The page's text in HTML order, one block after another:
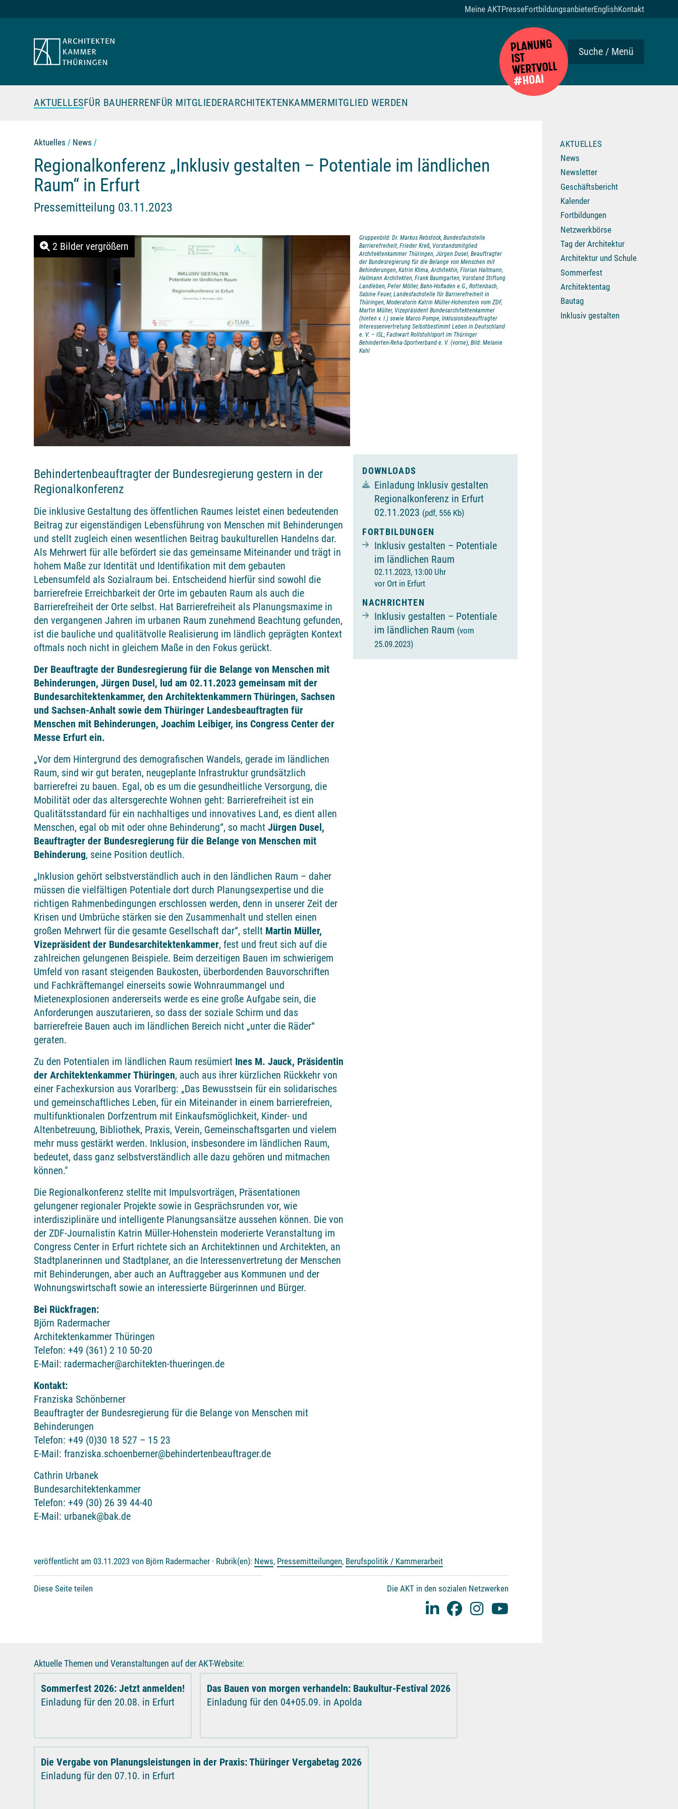
Suche / Menü
AKTUELLESFÜR BAUHERRENFÜR MITGLIEDERARCHITEKTENKAMMERMITGLIED WERDEN
Meine AKTPresseFortbildungsanbieterEnglishKontakt
Aktuelles News
Regionalkonferenz „Inklusiv gestalten – Potentiale im ländlichen
Raum“ in Erfurt
Pressemitteilung 03.11.2023
2 Bilder vergrößern
Gruppenbild: Dr. Markus Rebstock, Bundesfachstelle
Barrierefreiheit, Frieder Kreß, Vorstandsmitglied
Architektenkammer Thüringen, Jürgen Dusel, Beauftragter
der Bundesregierung für die Belange von Menschen mit
Behinderungen, Katrin Klima, Architektin, Florian Hallmann,
Hallmann Architekten, Frank Baumgarten, Vorstand Stiftung
Landleben, Peter Möller, Bahn-Hofladen e.G., Rottenbach,
Sabine Feuer, Landesfachstelle für Barrierefreiheit in
Thüringen, Moderatorin Katrin Müller-Hohenstein vom ZDF,
Martin Müller, Vizepräsident Bundesarchitektenkammer
(hinten v. l.) sowie Marco Pompe, Inklusionsbeauftragter
Interessenvertretung Selbstbestimmt Leben in Deutschland
e. V. – ISL; Fachwart Rollstuhlsport im Thüringer
Behinderten-Reha-Sportverband e. V. (vorne), Bild: Melanie
Kahl
Behindertenbeauftragter der Bundesregierung gestern in der
Regionalkonferenz
Die inklusive Gestaltung des öffentlichen Raumes leistet einen bedeutenden
Beitrag zur eigenständigen Lebensführung von Menschen mit Behinderungen
und stellt zugleich einen wesentlichen Beitrag baukulturellen Handelns dar.
Als Mehrwert für alle befördert sie das gemeinsame Miteinander und trägt in
hohem Maße zur Identität und Identifikation mit dem gebauten
Lebensumfeld als Sozialraum bei. Entscheidend hierfür sind sowohl die
barrierefreie Erreichbarkeit der Orte im gebauten Raum als auch die
Barrierefreiheit der Orte selbst. Hat Barrierefreiheit als Planungsmaxime in
den vergangenen Jahren im urbanen Raum zunehmend Beachtung gefunden,
ist die bauliche und qualitätvolle Realisierung im ländlich geprägten Kontext
oftmals noch nicht in gleichem Maße in den Fokus gerückt.
Der Beauftragte der Bundesregierung für die Belange von Menschen mit
Behinderungen, Jürgen Dusel, lud am 02.11.2023 gemeinsam mit der
Bundesarchitektenkammer, den Architektenkammern Thüringen, Sachsen
und Sachsen-Anhalt sowie dem Thüringer Landesbeauftragten für
Menschen mit Behinderungen, Joachim Leibiger, ins Congress Center der
Messe Erfurt ein.
„Vor dem Hintergrund des demografischen Wandels, gerade im ländlichen
Raum, sind wir gut beraten, neugeplante Infrastruktur grundsätzlich
barrierefrei zu bauen. Egal, ob es um die gesundheitliche Versorgung, die
Mobilität oder das altersgerechte Wohnen geht: Barrierefreiheit ist ein
Qualitätsstandard für ein nachhaltiges und innovatives Land, es dient allen
Menschen, egal ob mit oder ohne Behinderung“, so machtJürgen Dusel,
Beauftragter der Bundesregierung für die Belange von Menschen mit
Behinderung, seine Position deutlich.
„Inklusion gehört selbstverständlich auch in den ländlichen Raum – daher
müssen die vielfältigen Potentiale dort durch Planungsexpertise und die
richtigen Rahmenbedingungen erschlossen werden, denn in unserer Zeit der
Krisen und Umbrüche stärken sie den Zusammenhalt und stellen einen
großen Mehrwert für die gesamte Gesellschaft dar“, stellt Martin Müller,
Vizepräsident der Bundesarchitektenkammer, fest und freut sich auf die
zahlreichen gelungenen Beispiele. Beim derzeitigen Bauen im schwierigem
Umfeld von rasant steigenden Baukosten, überbordenden Bauvorschriften
und Fachkräftemangel einerseits sowie Wohnraummangel und
Mietenexplosionen andererseits werde es eine große Aufgabe sein, die
Anforderungen auszutarieren, so dass der soziale Schirm und das
barrierefreie Bauen auch im ländlichen Bereich nicht „unter die Räder“
geraten.
Zu den Potentialen im ländlichen Raum resümiert Ines M. Jauck, Präsidentin
der Architektenkammer Thüringen, auch aus ihrer kürzlichen Rückkehr von
einer Fachexkursion aus Vorarlberg: „Das Bewusstsein für ein solidarisches
und gemeinschaftliches Leben, für ein Miteinander in einem barrierefreien,
multifunktionalen Dorfzentrum mit Einkaufsmöglichkeit, Kinder- und
Altenbetreuung, Bibliothek, Praxis, Verein, Gemeinschaftsgarten und vielem
mehr muss gestärkt werden. Inklusion, insbesondere im ländlichen Raum,
bedeutet, dass ganz selbstverständlich alle dazu gehören und mitmachen
können."
Die Regionalkonferenz stellte mit Impulsvorträgen, Präsentationen
gelungener regionaler Projekte sowie in Gesprächsrunden vor, wie
interdisziplinäre und intelligente Planungsansätze aussehen können. Die von
der ZDF-Journalistin Katrin Müller-Hohenstein moderierte Veranstaltung im
Congress Center in Erfurt richtete sich an Architektinnen und Architekten, an
Stadtplanerinnen und Stadtplaner, an die Interessenvertretung der Menschen
mit Behinderungen, aber auch an Auftraggeber aus Kommunen und der
Wohnungswirtschaft sowie an interessierte Bürgerinnen und Bürger.
Bei Rückfragen:
Björn Radermacher
Architektenkammer Thüringen
Telefon: +49 (361) 2 10 50-20
E-Mail: radermacher@architekten-thueringen.de
Kontakt:
Franziska Schönberner
Beauftragter der Bundesregierung für die Belange von Menschen mit
Behinderungen
Telefon: +49 (0)30 18 527 – 15 23
E-Mail: franziska.schoenberner@behindertenbeauftrager.de
Cathrin Urbanek
Bundesarchitektenkammer
Telefon: +49 (30) 26 39 44-40
E-Mail: urbanek@bak.de
DOWNLOADS
Einladung Inklusiv gestalten
Regionalkonferenz in Erfurt
02.11.2023 (pdf, 556 Kb)
FORTBILDUNGEN
Inklusiv gestalten – Potentiale
im ländlichen Raum
02.11.2023, 13:00 Uhr
vor Ort in Erfurt
NACHRICHTEN
Inklusiv gestalten – Potentiale
im ländlichen Raum (vom
25.09.2023)
veröffentlicht am 03.11.2023 von Björn Radermacher · Rubrik(en): News, Pressemitteilungen, Berufspolitik / Kammerarbeit
Diese Seite teilen Die AKT in den sozialen Netzwerken
AKTUELLES
News
Newsletter
Geschäftsbericht
Kalender
Fortbildungen
Netzwerkbörse
Tag der Architektur
Architektur und Schule
Sommerfest
Architektentag
Bautag
Inklusiv gestalten
Aktuelle Themen und Veranstaltungen auf der AKT-Website:
Sommerfest 2026: Jetzt anmelden!
Einladung für den 20.08. in Erfurt
Das Bauen von morgen verhandeln: Baukultur-Festival 2026
Einladung für den 04+05.09. in Apolda
Die Vergabe von Planungsleistungen in der Praxis: Thüringer Vergabetag 2026
Einladung für den 07.10. in Erfurt